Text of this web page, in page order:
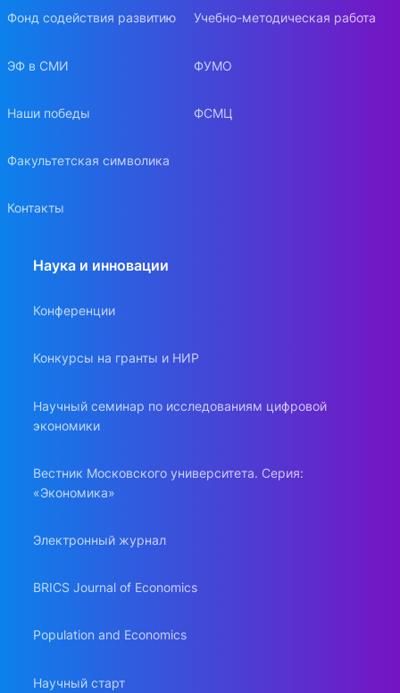
Фонд содействия развитию
ЭФ в СМИ
Наши победы
Факультетская символика
Контакты
Учебно-методическая работа
ФУМО
ФСМЦ
Наука и инновации
Конференции
Конкурсы на гранты и НИР
Научный семинар по исследованиям цифровой
экономики
Вестник Московского университета. Серия:
«Экономика»
Электронный журнал
BRICS Journal of Economics
Population and Economics
Научный старт